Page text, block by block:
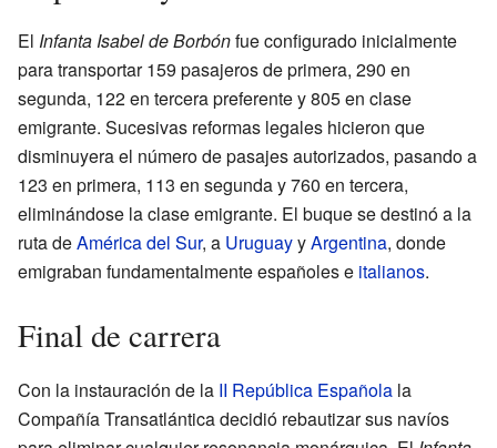
El Infanta Isabel de Borbónfue configurado inicialmente
para transportar 159 pasajeros de primera, 290 en
segunda, 122 en tercera preferente y 805 en clase
emigrante. Sucesivas reformas legales hicieron que
disminuyera el número de pasajes autorizados, pasando a
123 en primera, 113 en segunda y 760 en tercera,
eliminándose la clase emigrante. El buque se destinó a la
ruta deAmérica del Sur, a UruguayyArgentina, donde
emigraban fundamentalmente españoles e italianos.
Final de carrera
Con la instauración de la II República Española la
Compañía Transatlántica decidió rebautizar sus navíos